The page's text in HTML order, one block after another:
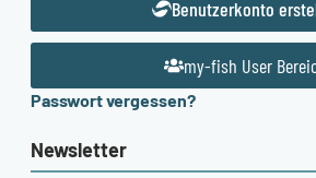
Benutzerkonto
my-fish User
Passwort vergessen?
Newsletter